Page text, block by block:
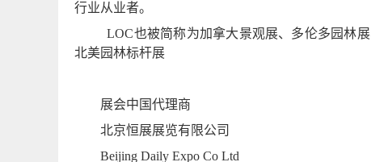
行业从业者。
LOC也被简称为加拿大景观展、多伦多园林
北美园林标杆展
展会中国代理商
北京恒展展览有限公司
Beijing Daily Expo Co Ltd